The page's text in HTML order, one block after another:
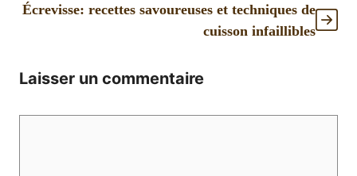
Écrevisse: recettes savoureuses et techniques de
cuisson infaillibles
Laisser un commentaire